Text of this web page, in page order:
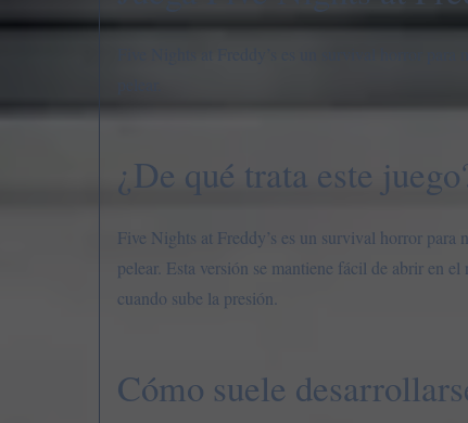
Five Nights at Freddy’s es un survival horror
¿De qué trata este
Five Nights at Freddy’s es un survival horror para
pelear. Esta versión se mantiene fácil de abrir en
cuando sube la presión.
Cómo suele